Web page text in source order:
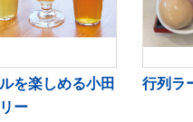
を楽しめる小田
ー
行列ラ